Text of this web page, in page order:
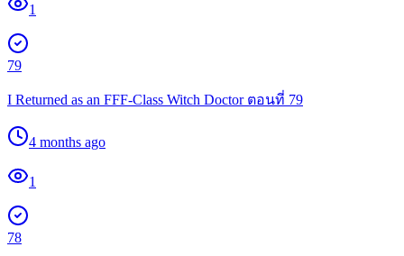
1
79
I Returned as an FFF-Class Witch Doctor ตอนที่ 79
4 months ago
1
78